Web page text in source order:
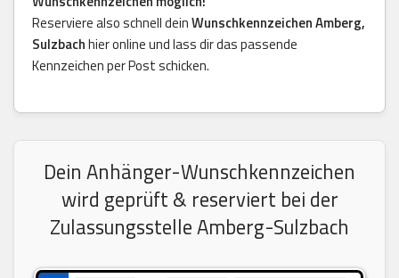
Reserviere also schnell deinWunschkennzeichen Amberg,
Sulzbachhier online und lass dir das passende
Kennzeichen per Post schicken.
Dein Anhänger-Wunschkennzeichen
wird geprüft & reserviert bei der
Zulassungsstelle Amberg-Sulzbach